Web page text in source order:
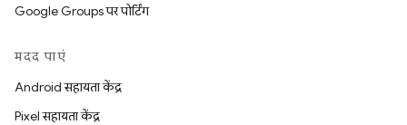
Google Groups पर पोर्टिंग
मदद पाएं
Android सहायता केंद्र
Pixel सहायता केंद्र